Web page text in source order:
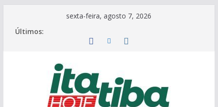
para
sexta-feira, agosto 7, 2026
Últimos: